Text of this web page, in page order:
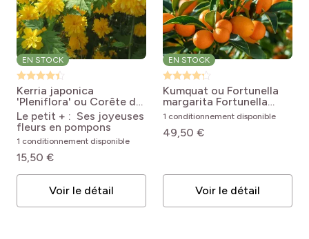
EN STOCK
Kerria japonica
'Pleniflora' ou Corête du
Japon Kerria japonica
Pleniflora
Le petit + : Ses joyeuses
fleurs en pompons
1 conditionnement disponible
15,50 €
Voir le détail
EN STOCK
Kumquat ou Fortunella
margarita Fortunella
margarita
1 conditionnement disponible
49,50 €
Voir le détail